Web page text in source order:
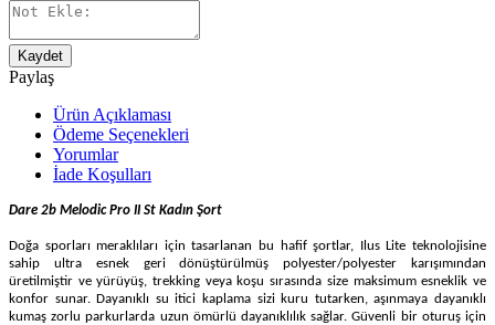
Kaydet
Paylaş
Ürün Açıklaması
Ödeme Seçenekleri
Yorumlar
İade Koşulları
Dare 2b Melodic Pro II St Kadın Şort
Doğa sporları meraklıları için tasarlanan bu hafif şortlar, Ilus Lite teknolojisine
sahip ultra esnek geri dönüştürülmüş polyester/polyester karışımından
üretilmiştir ve yürüyüş, trekking veya koşu sırasında size maksimum esneklik ve
konfor sunar. Dayanıklı su itici kaplama sizi kuru tutarken, aşınmaya dayanıklı
kumaş zorlu parkurlarda uzun ömürlü dayanıklılık sağlar. Güvenli bir oturuş için